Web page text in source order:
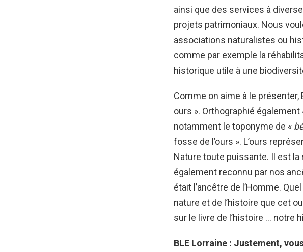
ainsi que des services à
projets patrimoniaux. Nous
associations naturalistes ou
comme par exemple la
historique utile à une
Comme on aime à le
ours ». Orthographié également
notamment le toponyme de «
fosse de l’ours ». L’ours
Nature toute puissante. Il est la
également reconnu par nos
était l’ancêtre de l’Homme.
nature et de l’histoire que cet
sur le livre de l’histoire … notre
BLE Lorraine : Justement,